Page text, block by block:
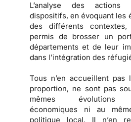
L’analyse des
dispositifs, en évoquant les
des différents
permis de brosser un
départementset de leur
dans l’intégration des
Tous n’en accueillent pas
proportion, ne sont pas
mêmes évolutions
économiques ni au
politique local. Il n’en